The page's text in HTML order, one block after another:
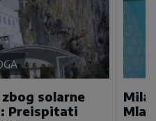
solarne
Preispitati